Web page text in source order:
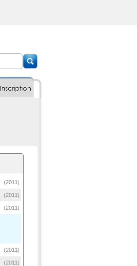
Inscription
(2011)
(2011)
(2011)
(2011)
(2011)